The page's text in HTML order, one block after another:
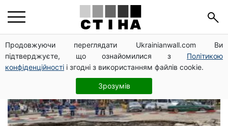
Продовжуючи переглядати Ukrainianwall.com Ви
підтверджуєте, що ознайомилися з Політикою
конфіденційності і згодні з використанням файлів cookie.
Зрозумів
авария